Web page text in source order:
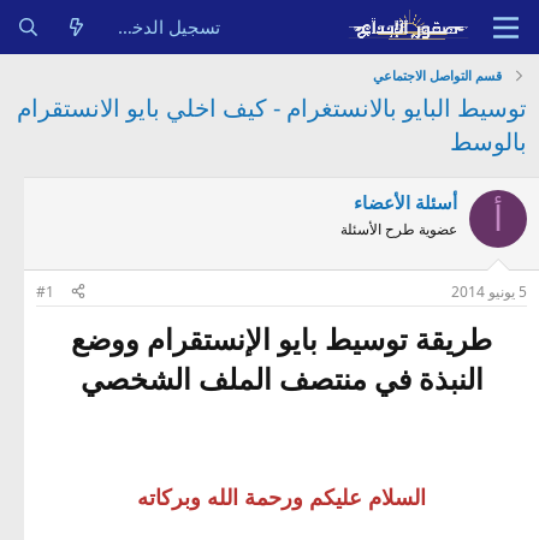
تسجيل الدخول
قسم التواصل الاجتماعي
توسيط البايو بالانستغرام - كيف اخلي بايو الانستقرام
بالوسط
أسئلة الأعضاء
عضوية طرح الأسئلة
5 يونيو 2014 #1
طريقة توسيط بايو الإنستقرام ووضع
النبذة في منتصف الملف الشخصي​
السلام عليكم ورحمة الله وبركاته